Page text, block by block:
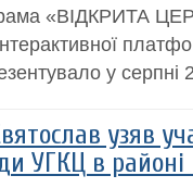
«ВІДКРИТА
у серпні
узяв
УГКЦ в